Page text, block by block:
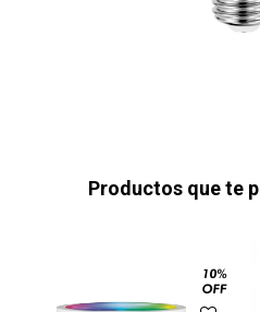
Productos que te